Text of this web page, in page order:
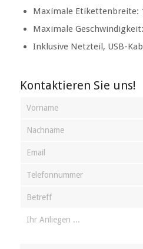
Maximale Etikettenbreite:
Maximale
Inklusive Netzteil, USB-
Kontaktieren Sie uns!